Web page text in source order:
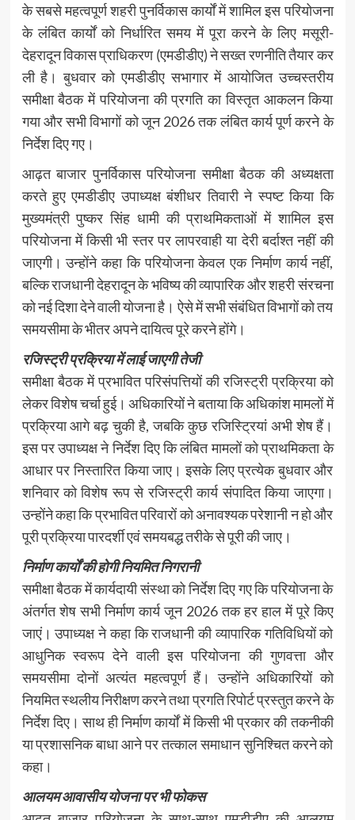
के सबसे महत्वपूर्ण शहरी पुनर्विकास कार्यों में शामिल इस परियोजना
के लंबित कार्यों को निर्धारित समय में पूरा करने के लिए मसूरी-
देहरादून विकास प्राधिकरण (एमडीडीए) ने सख्त रणनीति तैयार कर
ली है। बुधवार को एमडीडीए सभागार में आयोजित उच्चस्तरीय
समीक्षा बैठक में परियोजना की प्रगति का विस्तृत आकलन किया
गया और सभी विभागों को जून 2026 तक लंबित कार्य पूर्ण करने के
निर्देश दिए गए।
आढ़त बाजार पुनर्विकास परियोजना समीक्षा बैठक की अध्यक्षता
करते हुए एमडीडीए उपाध्यक्ष बंशीधर तिवारी ने स्पष्ट किया कि
मुख्यमंत्री पुष्कर सिंह धामी की प्राथमिकताओं में शामिल इस
परियोजना में किसी भी स्तर पर लापरवाही या देरी बर्दाश्त नहीं की
जाएगी। उन्होंने कहा कि परियोजना केवल एक निर्माण कार्य नहीं,
बल्कि राजधानी देहरादून के भविष्य की व्यापारिक और शहरी संरचना
को नई दिशा देने वाली योजना है। ऐसे में सभी संबंधित विभागों को तय
समयसीमा के भीतर अपने दायित्व पूरे करने होंगे।
रजिस्ट्री प्रक्रिया में लाई जाएगी तेजी
समीक्षा बैठक में प्रभावित परिसंपत्तियों की रजिस्ट्री प्रक्रिया को
लेकर विशेष चर्चा हुई। अधिकारियों ने बताया कि अधिकांश मामलों में
प्रक्रिया आगे बढ़ चुकी है, जबकि कुछ रजिस्ट्रियां अभी शेष हैं।
इस पर उपाध्यक्ष ने निर्देश दिए कि लंबित मामलों को प्राथमिकता के
आधार पर निस्तारित किया जाए। इसके लिए प्रत्येक बुधवार और
शनिवार को विशेष रूप से रजिस्ट्री कार्य संपादित किया जाएगा।
उन्होंने कहा कि प्रभावित परिवारों को अनावश्यक परेशानी न हो और
पूरी प्रक्रिया पारदर्शी एवं समयबद्ध तरीके से पूरी की जाए।
निर्माण कार्यों की होगी नियमित निगरानी
समीक्षा बैठक में कार्यदायी संस्था को निर्देश दिए गए कि परियोजना के
अंतर्गत शेष सभी निर्माण कार्य जून 2026 तक हर हाल में पूरे किए
जाएं। उपाध्यक्ष ने कहा कि राजधानी की व्यापारिक गतिविधियों को
आधुनिक स्वरूप देने वाली इस परियोजना की गुणवत्ता और
समयसीमा दोनों अत्यंत महत्वपूर्ण हैं। उन्होंने अधिकारियों को
नियमित स्थलीय निरीक्षण करने तथा प्रगति रिपोर्ट प्रस्तुत करने के
निर्देश दिए। साथ ही निर्माण कार्यों में किसी भी प्रकार की तकनीकी
या प्रशासनिक बाधा आने पर तत्काल समाधान सुनिश्चित करने को
कहा।
आलयम आवासीय योजना पर भी फोकस